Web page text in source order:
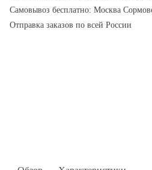
Самовывоз бесплатно: Москва
Отправка заказов по всей России